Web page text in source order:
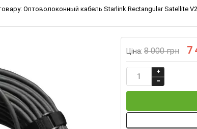
Оптоволоконный кабель Starlink Rectangular Satellite
Ціна: 8 000 грн 7